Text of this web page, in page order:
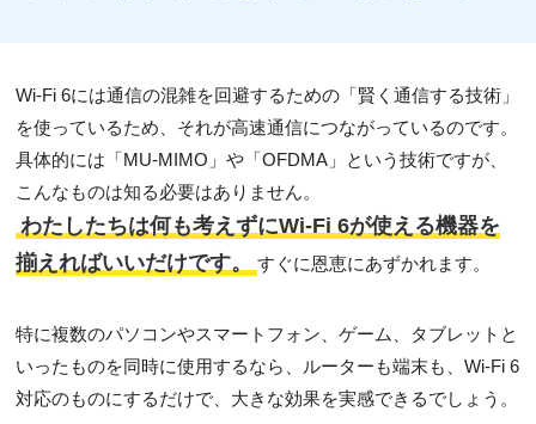
Wi-Fi 6には通信の混雑を回避するための「賢く通信する技術」
を使っているため、それが高速通信につながっているのです。
具体的には「MU-MIMO」や「OFDMA」という技術ですが、
こんなものは知る必要はありません。
わたしたちは何も考えずにWi-Fi 6が使える機器を
揃えればいいだけです。
すぐに恩恵にあずかれます。
特に複数のパソコンやスマートフォン、ゲーム、タブレットと
いったものを同時に使用するなら、ルーターも端末も、Wi-Fi 6
対応のものにするだけで、大きな効果を実感できるでしょう。